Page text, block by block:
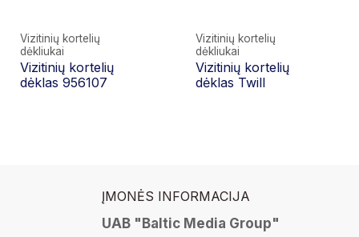
Vizitinių kortelių
dėkliukai
Vizitinių kortelių
dėklas 956107
Vizitinių kortelių
dėkliukai
Vizitinių kortelių
dėklas Twill
ĮMONĖS INFORMACIJA
UAB "Baltic Media Group"